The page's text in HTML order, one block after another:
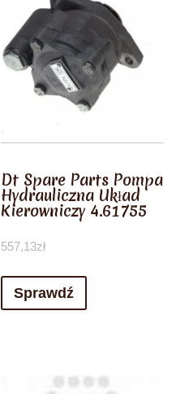
Dt Spare Parts Pompa
Hydrauliczna Układ
Kierowniczy 4.61755
557,13zł
Sprawdź